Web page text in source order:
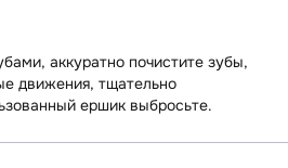
аккуратно почистите зубы,
движения, тщательно
ершик выбросьте.